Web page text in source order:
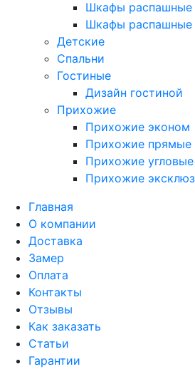
Шкафы распашные
Шкафы распашные
Детские
Спальни
Гостиные
Дизайн гостиной
Прихожие
Прихожие эконом
Прихожие прямые
Прихожие угловые
Прихожие
Главная
О компании
Доставка
Замер
Оплата
Контакты
Отзывы
Как заказать
Статьи
Гарантии